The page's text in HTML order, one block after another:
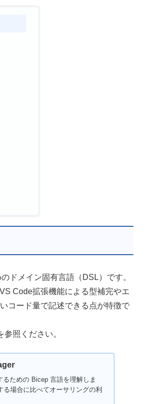
ドメイン固有言語（DSL）です。
Code拡張機能による型補完やエ
コード量で記述できる点が特徴で
照ください。
ための Bicep 言語を理解しま
場合に比べてオーサリングの利